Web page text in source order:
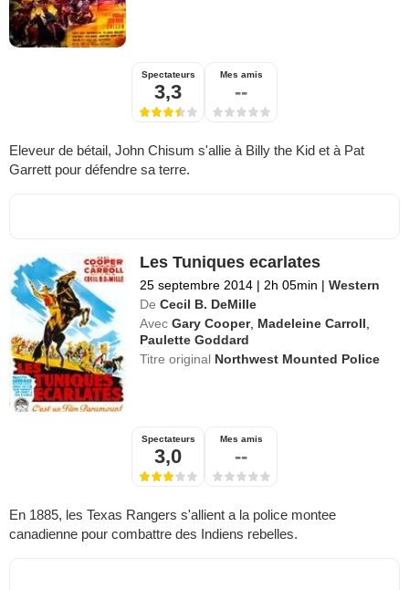
Spectateurs
3,3
Mes amis
--
Eleveur de bétail, John Chisum s'allie à Billy the Kid et à Pat
Garrett pour défendre sa terre.
Les Tuniques ecarlates
25 septembre 2014 | 2h 05min | Western
De Cecil B. DeMille
Avec Gary Cooper, Madeleine Carroll
Paulette Goddard
Titre original Northwest Mounted Police
Spectateurs
3,0
Mes amis
--
En 1885, les Texas Rangers s'allient a la police montee
canadienne pour combattre des Indiens rebelles.